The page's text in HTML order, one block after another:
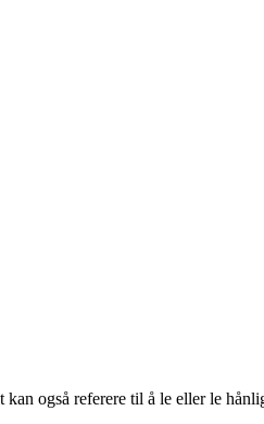
også referere til å le eller le